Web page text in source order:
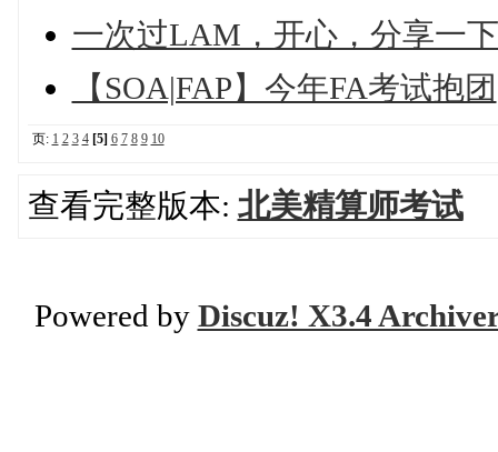
一次过LAM，开心，分享一
【SOA|FAP】今年FA考试抱团
页: 1 2 3 4 [5] 6 7 8 9 10
查看完整版本: 北美精算师考试
Powered by Discuz! X3.4